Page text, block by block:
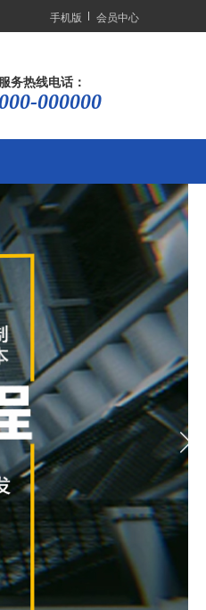
手机版 会员中心
服务热线电话：
000000